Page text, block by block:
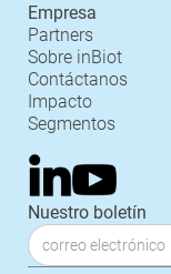
Empresa
Partners
Sobre inBiot
Contáctanos
Impacto
Segmentos
Nuestro boletín